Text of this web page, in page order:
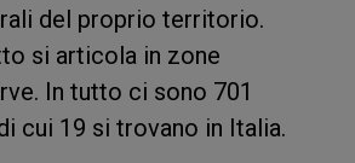
del proprio territorio.
si articola in zone
In tutto ci sono 701
cui 19 si trovano in Italia.